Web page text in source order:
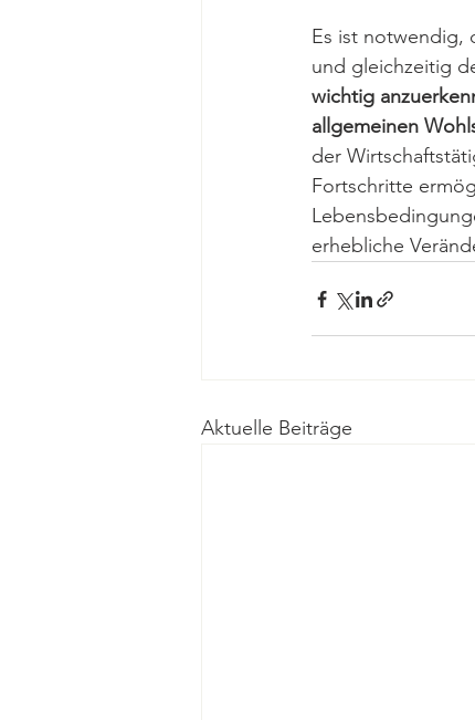
Es ist notwendig,
und gleichzeitig
wichtig
allgemeinen
der
Fortschritte
erhebliche
Aktuelle Beiträge